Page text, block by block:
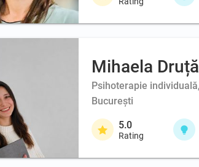
Mihaela Druță
Psihoterapie
București
5.0
Rating